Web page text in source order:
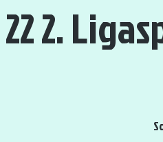
22 2.